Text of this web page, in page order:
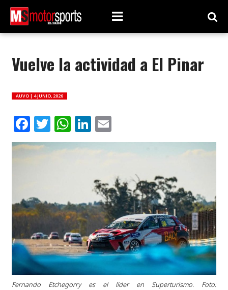
Vuelve la actividad a El Pinar
AUVO | 4 JUNIO, 2026
Facebook
Twitter
WhatsApp
LinkedIn
Email
Fernando Etchegorry es el líder en Superturismo. Foto: